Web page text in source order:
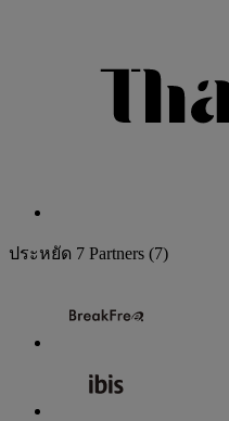
ประหยัด 7 Partners (7)